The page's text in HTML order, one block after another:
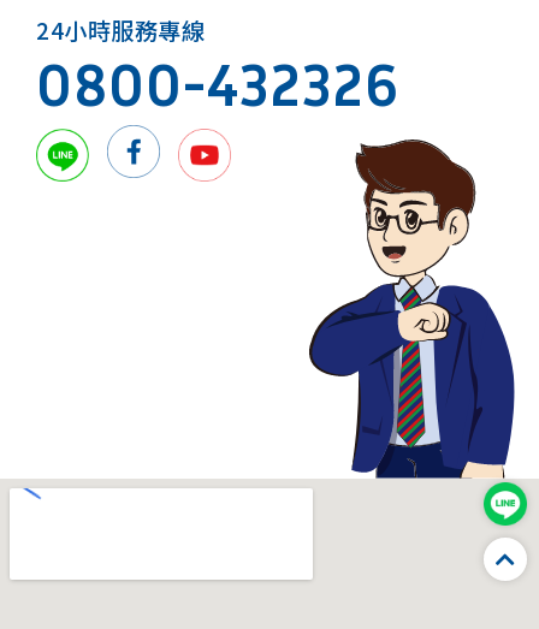
24小時服務專線
0800-432326